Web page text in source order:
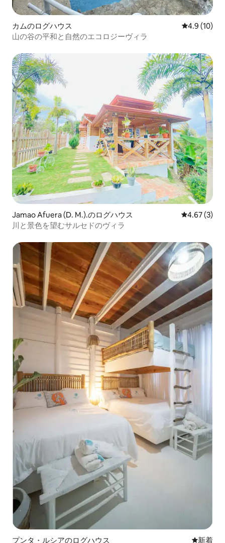
カムのログハウス レビュー10
4.9 (10)
山の谷の平和と自然のエコロジーヴィラ
Jamao Afuera (D. M.).のログハウス レビュー3
4.67 (3)
川と景色を望むサルセドのヴィラ
プンタ・ルシアのログハウス 新しい宿
新着